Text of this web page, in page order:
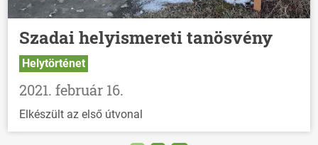
Szadai helyismereti tanösvény
Helytörténet
2021. február 16.
Elkészült az első útvonal